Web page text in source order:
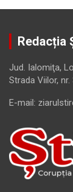
Redacția
Jud. Ialomiţa,
Strada Viilor, nr.
E-mail: